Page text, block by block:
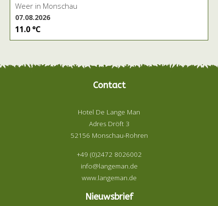
Weer in Monschau
07.08.2026
11.0 °C
Contact
Hotel De Lange Man
Adres Dröft 3
52156 Monschau-Rohren
+49 (0)2472 8026002
info@langeman.de
www.langeman.de
Nieuwsbrief